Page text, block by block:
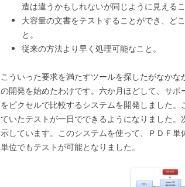
造は違うかもしれないが同じように見える
大容量の文書をテストすることができ、ど
と。
従来の方法より早く処理可能なこと。
こういった要求を満たすツールを探したがなか
の開発を始めたわけです。六か月ほどして、サ
をピクセルで比較するシステムを開発しました
ていたテストが一日でできるようになりました
示しています。このシステムを使って、ＰＤＦ
単位でもテストが可能となりました。